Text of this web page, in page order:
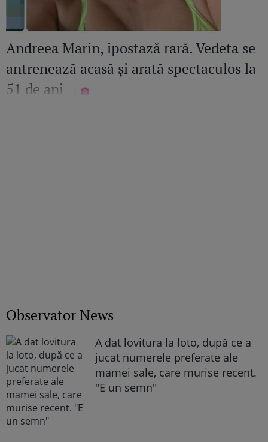
Andreea Marin, ipostază rară. Vedeta se
antrenează acasă și arată spectaculos la
51 de ani
Observator News
A dat lovitura la loto, după ce a
jucat numerele preferate ale
mamei sale, care murise recent.
"E un semn"